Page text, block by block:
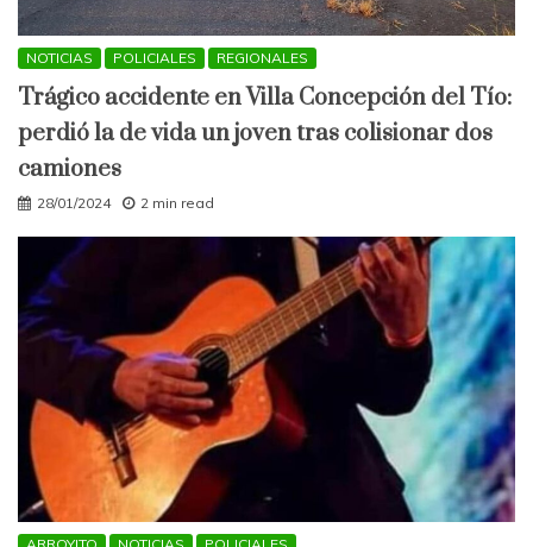
NOTICIAS POLICIALES REGIONALES
Trágico accidente en Villa Concepción del Tío:
perdió la de vida un joven tras colisionar dos
camiones
28/01/2024 2 min read